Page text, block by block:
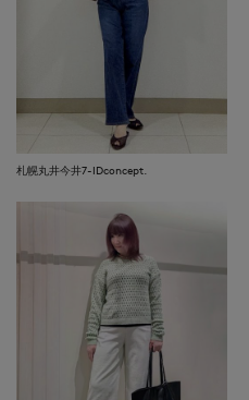
札幌丸井今井7-IDconcept.